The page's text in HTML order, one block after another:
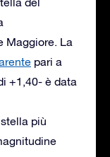
Maggiore. La
pari a
+1,40- è data
più